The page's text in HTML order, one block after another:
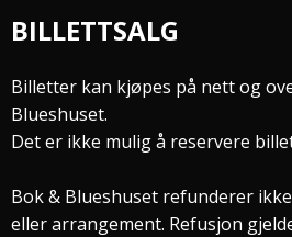
BILLETTSALG
Billetter kan kjøpes på nett og
Blueshuset.
Det er ikke mulig å reservere
Bok & Blueshuset refunderer
eller arrangement. Refusjon